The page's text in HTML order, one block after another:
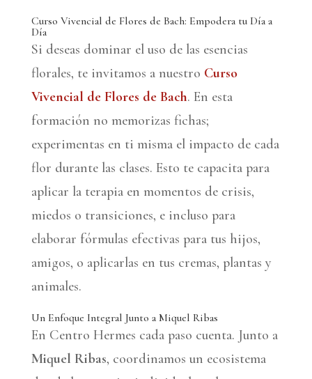
Curso Vivencial de Flores de Bach: Empodera tu Día a
Día
Si deseas dominar el uso de las esencias
florales, te invitamos a nuestro Curso
Vivencial de Flores de Bach. En esta
formación no memorizas fichas;
experimentas en ti misma el impacto de cada
flor durante las clases. Esto te capacita para
aplicar la terapia en momentos de crisis,
miedos o transiciones, e incluso para
elaborar fórmulas efectivas para tus hijos,
amigos, o aplicarlas en tus cremas, plantas y
animales.
Un Enfoque Integral Junto a Miquel Ribas
En Centro Hermes cada paso cuenta. Junto a
Miquel Ribas, coordinamos un ecosistema